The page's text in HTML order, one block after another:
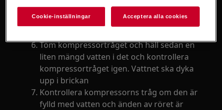
Kontrollera att packningens yta är ren
Kontrollera avloppsslangen inuti
Töm kompressortråget och häll sedan en
liten mängd vatten i det och kontrollera
kompressortråget igen. Vattnet ska dyka
upp i brickan
Kontrollera kompressorns tråg om den är
fylld med vatten och änden av röret är
Cookie-inställningar Acceptera alla cookies